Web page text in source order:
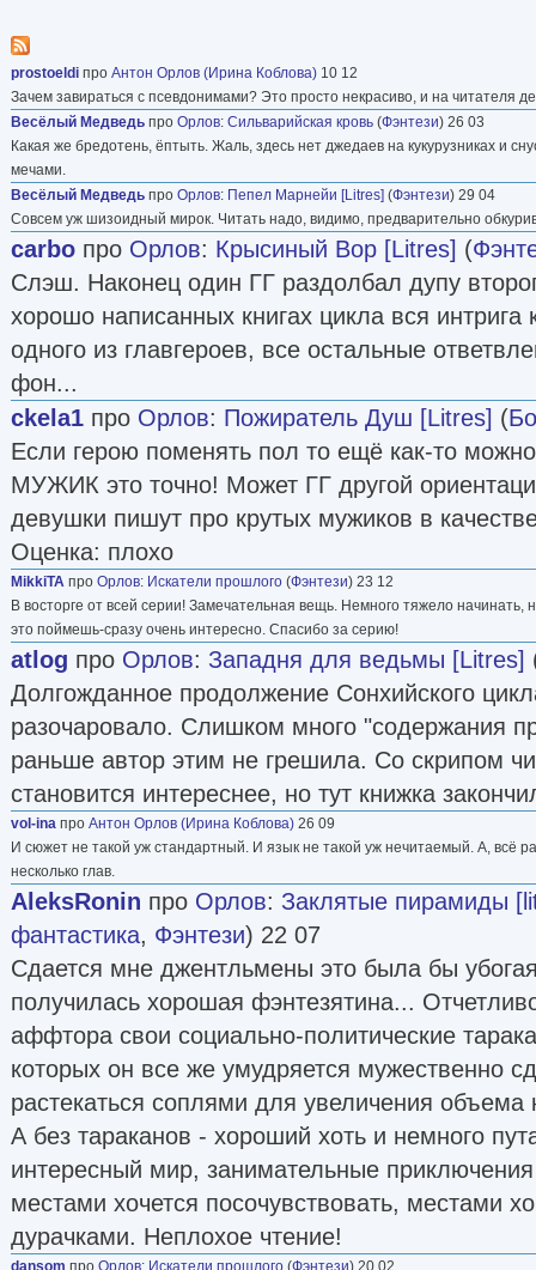
пост). На этом псевдониме настояло
вышла моя первая книга. Там почему-то
скопом новых авторов издавать под одним
псевдонимом, коммерческий успех
счастью, кошмарная идея не прижилась. И
удалось настоять на индивидуальных
именами, но на другие уступки издательство
Пишу о том, что мне интересно. Когда пишу,
погружаюсь, и тогда история с персонажами,
подробностями разрастается, как дерево, из-
получается длиннее, чем предполагалось
Работу над книгой можно сравнить с
приезжаешь, осваиваешься, живешь там
уезжать. Есть города, где побываешь один
«Антираспад» или «Желтые небеса». К
что тянет возвращаться туда снова и снова
«Тина Хэдис» и мрачноватые «Сказки Долгой
хорошо было побывать, но пока нет повода
ли он в будущем – неизвестно, это «Мир-
душ», «Сильварийская кровь».
«Тина Хэдис» завершена. «Пепел Марнейи» –
ней, хотя его можно читать и как
больше понравится. Мнение одного
сначала жили в классном и правильном мире
попали в какой-то технологический бардак,
и прочая ерунда».
Тину на обложке «Гонщика», изданного в
такой, как я ее себе представляю (работа
А «Страну Изумрудного солнца» лучше
вышла в Эксмо, я ее перед этим немного
меняя эпизодов. Сейчас жалею, что не
«Гонщиком».
В целом же музыкант играет, как умеет, и то,
не иначе, на тот момент и не могло быть
Каждая книга – отражение и взгляда на мир,
симпатий-антипатий, и понимания-
тебя есть, и того, что тебя притягивает или
prostoeldi про Антон Орлов (Ирина Коблова) 10 12
Зачем завираться с псевдонимами? Это просто некрасиво, и на читателя
Весёлый Медведь про Орлов: Сильварийская кровь (Фэнтези) 26 03
Какая же бредотень, ёптыть. Жаль, здесь нет джедаев на кукурузниках и
мечами.
Весёлый Медведь про Орлов: Пепел Марнейи [Litres] (Фэнтези) 29 04
Совсем уж шизоидный мирок. Читать надо, видимо, предварительно
carbo про Орлов: Крысиный Вор [Litres] (
Слэш. Наконец один ГГ раздолбал дупу
хорошо написанных книгах цикла вся интрига
одного из главгероев, все остальные
фон...
ckela1 про Орлов: Пожиратель Душ [Litres] (
Если герою поменять пол то ещё как-то
МУЖИК это точно! Может ГГ другой
девушки пишут про крутых мужиков в
Оценка: плохо
MikkiTA про Орлов: Искатели прошлого (Фэнтези) 23 12
В восторге от всей серии! Замечательная вещь. Немного тяжело начинать,
это поймешь-сразу очень интересно. Спасибо за серию!
atlog про Орлов: Западня для ведьмы [Litres]
Долгожданное продолжение Сонхийского
разочаровало. Слишком много "содержания
раньше автор этим не грешила. Со скрипом
становится интереснее, но тут книжка
vol-ina про Антон Орлов (Ирина Коблова) 26 09
И сюжет не такой уж стандартный. И язык не такой уж нечитаемый. А, всё
несколько глав.
AleksRonin про Орлов: Заклятые пирамиды
фантастика, Фэнтези) 22 07
Сдается мне джентльмены это была бы
получилась хорошая фэнтезятина...
аффтора свои социально-политические
которых он все же умудряется мужественно
растекаться соплями для увеличения объема
А без тараканов - хороший хоть и немного
интересный мир, занимательные
местами хочется посочувствовать, местами
дурачками. Неплохое чтение!
dansom про Орлов: Искатели прошлого (Фэнтези) 20 02